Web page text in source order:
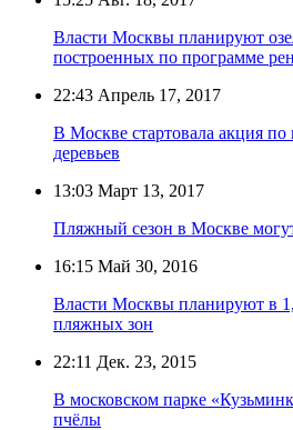
Власти Москвы планируют
построенных по программе
22:43 Апрель 17, 2017
В Москве стартовала акция по
деревьев
13:03 Март 13, 2017
Пляжный сезон в Москве
16:15 Май 30, 2016
Власти Москвы планируют в
пляжных зон
22:11 Дек. 23, 2015
В московском парке
пчёлы